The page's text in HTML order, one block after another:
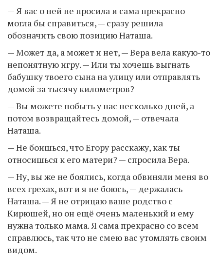
— Я вас о ней не просила и сама прекрасно
могла бы справиться, — сразу решила
обозначить свою позицию Наташа.
— Может да, а может и нет, — Вера вела какую-то
непонятную игру. — Или ты хочешь выгнать
бабушку твоего сына на улицу или отправлять
домой за тысячу километров?
— Вы можете побыть у нас несколько дней, а
потом возвращайтесь домой, — отвечала
Наташа.
— Не боишься, что Егору расскажу, как ты
относишься к его матери? — спросила Вера.
— Ну, вы же не боялись, когда обвиняли меня во
всех грехах, вот и я не боюсь, — держалась
Наташа. — Я не отрицаю ваше родство с
Кирюшей, но он ещё очень маленький и ему
нужна только мама. Я сама прекрасно со всем
справлюсь, так что не смею вас утомлять своим
видом.